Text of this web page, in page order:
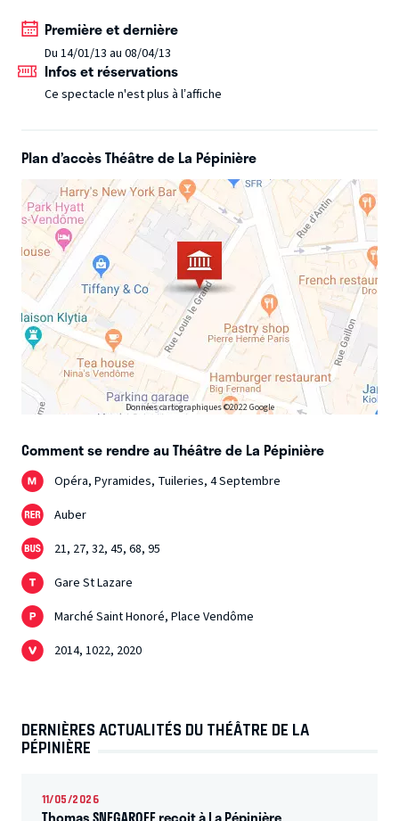
Première et dernière
Du 14/01/13 au 08/04/13
Infos et réservations
Ce spectacle n'est plus à l’affiche
Plan d’accès Théâtre de La Pépinière
Données cartographiques ©2022 Google
Comment se rendre au Théâtre de La Pépinière
Opéra, Pyramides, Tuileries, 4 Septembre
Auber
21, 27, 32, 45, 68, 95
Gare St Lazare
Marché Saint Honoré, Place Vendôme
2014, 1022, 2020
DERNIÈRES ACTUALITÉS DU THÉÂTRE DE LA
PÉPINIÈRE
11/05/2026